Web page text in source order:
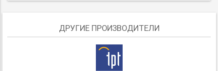
ДРУГИЕ ПРОИЗВОДИТЕЛИ